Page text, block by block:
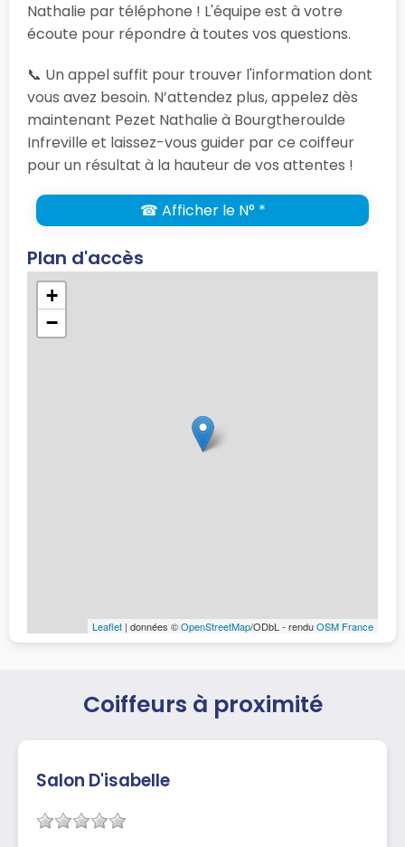
Nathalie par téléphone ! L'équipe est à votre
écoute pour répondre à toutes vos questions.
📞 Un appel suffit pour trouver l'information dont
vous avez besoin. N’attendez plus, appelez dès
maintenant Pezet Nathalie à Bourgtheroulde
Infreville et laissez-vous guider par ce coiffeur
pour un résultat à la hauteur de vos attentes !
☎ Afficher le N° *
Plan d'accès
+
−
Leaflet | données ©OpenStreetMap/ODbL - renduOSM France
Coiffeurs à proximité
Salon D'isabelle